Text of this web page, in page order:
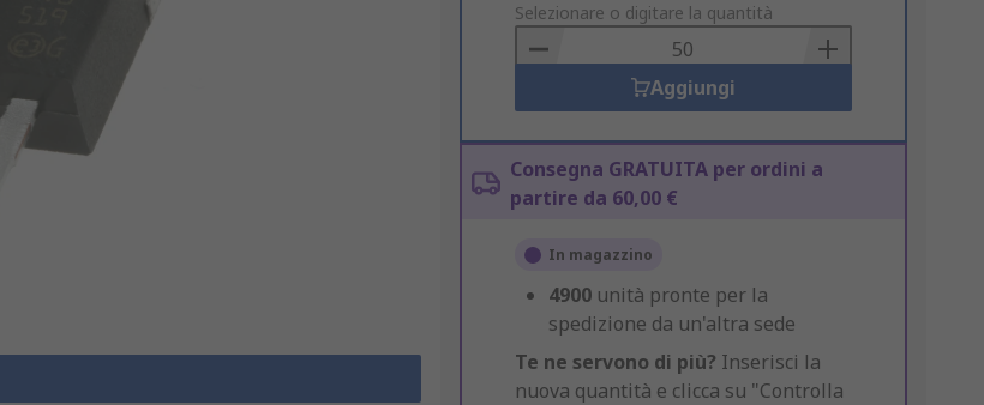
to
Basket
Selezionare o digitare la quantità
Aggiungi
Consegna GRATUITA per ordini a
partire da 60,00 €
In magazzino
4900 unità pronte per la
spedizione da un'altra sede
Te ne servono di più? Inserisci la
nuova quantità e clicca su "Controlla